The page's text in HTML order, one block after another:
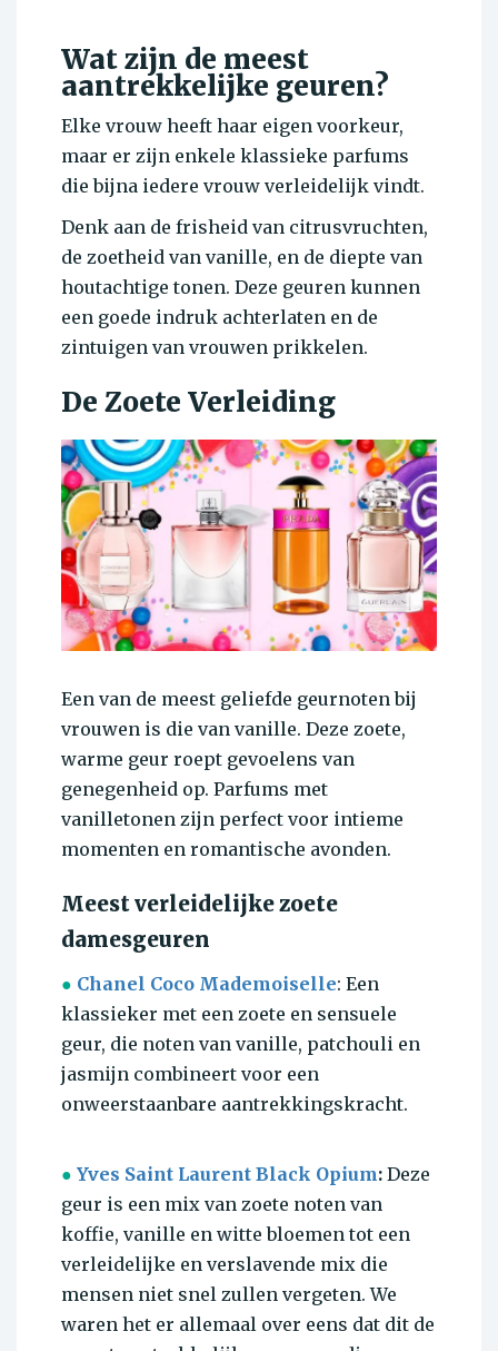
Wat zijn de meest
aantrekkelijke geuren?
Elke vrouw heeft haar eigen voorkeur,
maar er zijn enkele klassieke parfums
die bijna iedere vrouw verleidelijk vindt.
Denk aan de frisheid van citrusvruchten,
de zoetheid van vanille, en de diepte van
houtachtige tonen. Deze geuren kunnen
een goede indruk achterlaten en de
zintuigen van vrouwen prikkelen.
De Zoete Verleiding
Een van de meest geliefde geurnoten bij
vrouwen is die van vanille. Deze zoete,
warme geur roept gevoelens van
genegenheid op. Parfums met
vanilletonen zijn perfect voor intieme
momenten en romantische avonden.
Meest verleidelijke zoete
damesgeuren
● Chanel Coco Mademoiselle: Een
klassieker met een zoete en sensuele
geur, die noten van vanille, patchouli en
jasmijn combineert voor een
onweerstaanbare aantrekkingskracht.
● Yves Saint Laurent Black Opium: Deze
geur is een mix van zoete noten van
koffie, vanille en witte bloemen tot een
verleidelijke en verslavende mix die
mensen niet snel zullen vergeten. We
waren het er allemaal over eens dat dit de